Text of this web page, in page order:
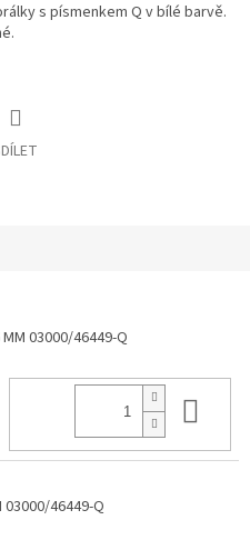
s písmenkem Q v bílé barvě.
03000/46449-Q
03000/46449-Q